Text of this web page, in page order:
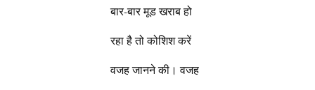
बार-बार मूड खराब हो
रहा है तो कोशिश करें
वजह जानने की। वजह